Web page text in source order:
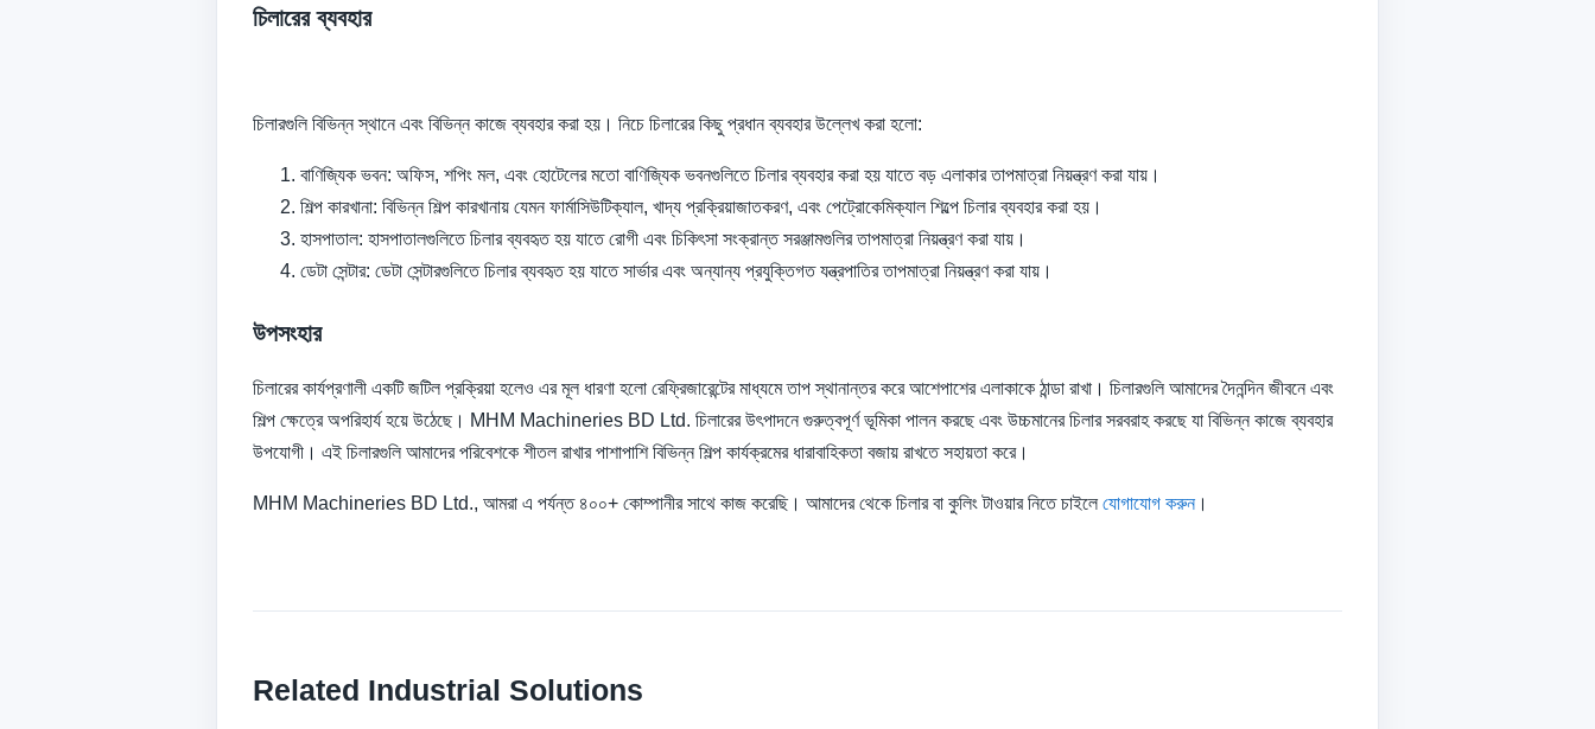
চিলারের ব্যবহার
চিলারগুলি বিভিন্ন স্থানে এবং বিভিন্ন কাজে ব্যবহার করা হয়। নিচে চিলারের কিছু প্রধান ব্যবহার উল্লেখ করা হলো:
বাণিজ্যিক ভবন: অফিস, শপিং মল, এবং হোটেলের মতো বাণিজ্যিক ভবনগুলিতে চিলার ব্যবহার করা হয় যাতে বড় এলাকার তাপমাত্রা নিয়ন্ত্রণ করা যায়।
শিল্প কারখানা: বিভিন্ন শিল্প কারখানায় যেমন ফার্মাসিউটিক্যাল, খাদ্য প্রক্রিয়াজাতকরণ, এবং পেট্রোকেমিক্যাল শিল্পে চিলার ব্যবহার করা হয়।
হাসপাতাল: হাসপাতালগুলিতে চিলার ব্যবহৃত হয় যাতে রোগী এবং চিকিৎসা সংক্রান্ত সরঞ্জামগুলির তাপমাত্রা নিয়ন্ত্রণ করা যায়।
ডেটা সেন্টার: ডেটা সেন্টারগুলিতে চিলার ব্যবহৃত হয় যাতে সার্ভার এবং অন্যান্য প্রযুক্তিগত যন্ত্রপাতির তাপমাত্রা নিয়ন্ত্রণ করা যায়।
উপসংহার
চিলারের কার্যপ্রণালী একটি জটিল প্রক্রিয়া হলেও এর মূল ধারণা হলো রেফ্রিজারেন্টের মাধ্যমে তাপ স্থানান্তর করে আশেপাশের এলাকাকে ঠান্ডা রাখা। চিলারগুলি আমাদের দৈনন্দিন জীবনে এবং
শিল্প ক্ষেত্রে অপরিহার্য হয়ে উঠেছে। MHM Machineries BD Ltd. চিলারের উৎপাদনে গুরুত্বপূর্ণ ভূমিকা পালন করছে এবং উচ্চমানের চিলার সরবরাহ করছে যা বিভিন্ন কাজে ব্যবহার
উপযোগী। এই চিলারগুলি আমাদের পরিবেশকে শীতল রাখার পাশাপাশি বিভিন্ন শিল্প কার্যক্রমের ধারাবাহিকতা বজায় রাখতে সহায়তা করে।
MHM Machineries BD Ltd., আমরা এ পর্যন্ত ৪০০+ কোম্পানীর সাথে কাজ করেছি। আমাদের থেকে চিলার বা কুলিং টাওয়ার নিতে চাইলে যোগাযোগ করুন।
Related Industrial Solutions